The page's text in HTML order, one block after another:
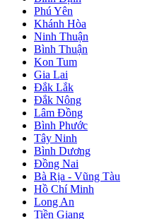
Phú Yên
Khánh Hòa
Ninh Thuận
Bình Thuận
Kon Tum
Gia Lai
Đắk Lắk
Đắk Nông
Lâm Đồng
Bình Phước
Tây Ninh
Bình Dương
Đồng Nai
Bà Rịa - Vũng Tàu
Hồ Chí Minh
Long An
Tiền Giang